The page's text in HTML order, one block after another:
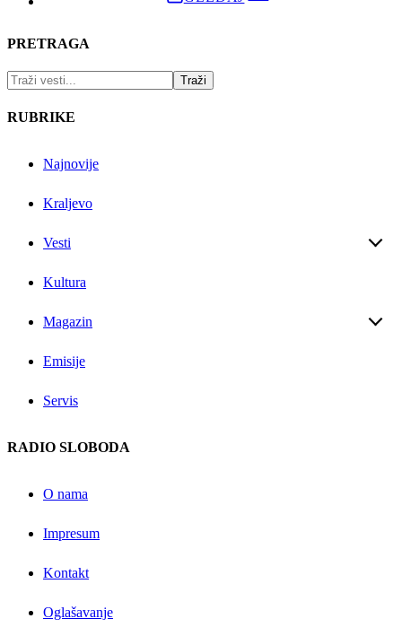
PRETRAGA
RUBRIKE
Najnovije
Kraljevo
Vesti
Kultura
Magazin
Emisije
Servis
RADIO SLOBODA
O nama
Impresum
Kontakt
Oglašavanje